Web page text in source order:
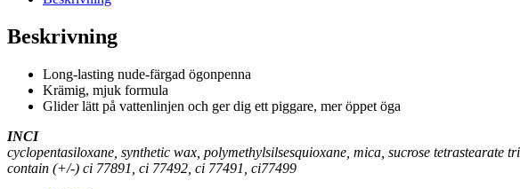
Beskrivning
Long-lasting nude-färgad ögonpenna
Krämig, mjuk formula
Glider lätt på vattenlinjen och ger dig ett piggare, mer öppet öga
INCI
cyclopentasiloxane, synthetic wax, polymethylsilsesquioxane, mica, sucrose
contain (+/-) ci 77891, ci 77492, ci 77491, ci77499